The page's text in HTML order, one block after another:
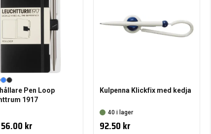
Pen Loop
1917
56.00 kr
Kulpenna Klickfix med kedja
40 i lager
92.50 kr